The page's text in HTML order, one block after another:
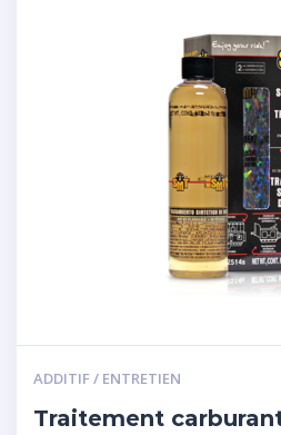
ADDITIF / ENTRETIEN
Traitement